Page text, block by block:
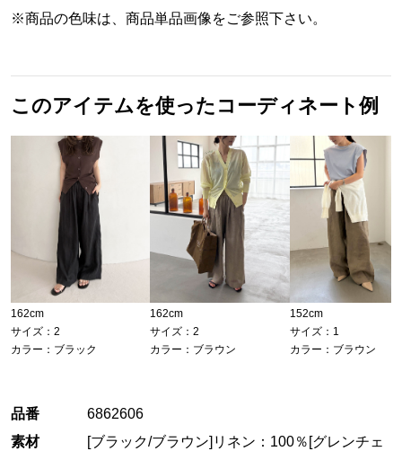
※商品の色味は、商品単品画像をご参照下さい。
このアイテムを使ったコーディネート例
162cm
サイズ：2
カラー：ブラック
162cm
サイズ：2
カラー：ブラウン
152cm
サイズ：1
カラー：ブラウン
品番
6862606
素材
[ブラック/ブラウン]リネン：100％[グレンチェ